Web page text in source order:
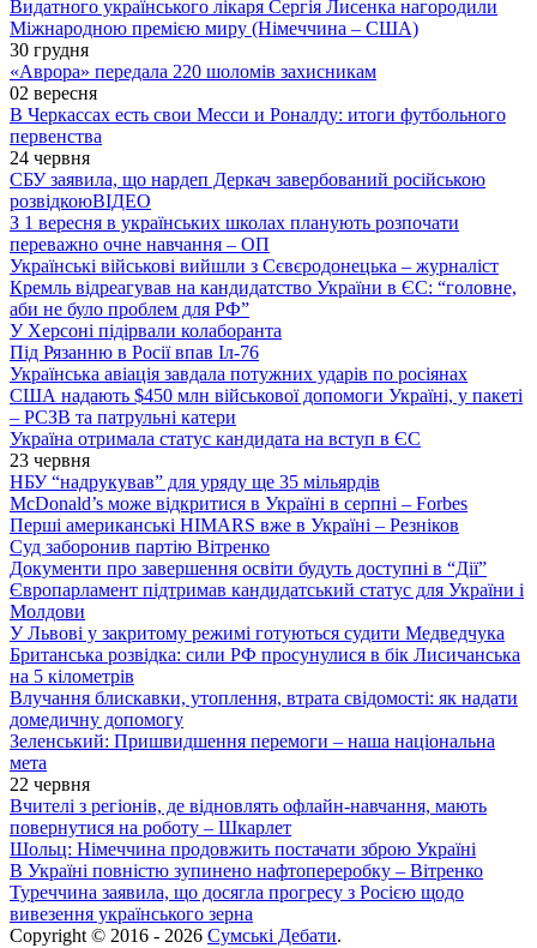
Видатного українського лікаря Сергія Лисенка нагородили
Міжнародною премією миру (Німеччина – США)
30 грудня
«Аврора» передала 220 шоломів захисникам
02 вересня
В Черкассах есть свои Месси и Роналду: итоги футбольного
первенства
24 червня
СБУ заявила, що нардеп Деркач завербований російською
розвідкоюВІДЕО
З 1 вересня в українських школах планують розпочати
переважно очне навчання – ОП
Українські військові вийшли з Сєвєродонецька – журналіст
Кремль відреагував на кандидатство України в ЄС: “головне,
аби не було проблем для РФ”
У Херсоні підірвали колаборанта
Під Рязанню в Росії впав Іл-76
Українська авіація завдала потужних ударів по росіянах
США надають $450 млн військової допомоги Україні, у пакеті
– РСЗВ та патрульні катери
Україна отримала статус кандидата на вступ в ЄС
23 червня
НБУ “надрукував” для уряду ще 35 мільярдів
McDonald’s може відкритися в Україні в серпні – Forbes
Перші американські HIMARS вже в Україні – Резніков
Суд заборонив партію Вітренко
Документи про завершення освіти будуть доступні в “Дії”
Європарламент підтримав кандидатський статус для України і
Молдови
У Львові у закритому режимі готуються судити Медведчука
Британська розвідка: сили РФ просунулися в бік Лисичанська
на 5 кілометрів
Влучання блискавки, утоплення, втрата свідомості: як надати
домедичну допомогу
Зеленський: Пришвидшення перемоги – наша національна
мета
22 червня
Вчителі з регіонів, де відновлять офлайн-навчання, мають
повернутися на роботу – Шкарлет
Шольц: Німеччина продовжить постачати зброю Україні
В Україні повністю зупинено нафтопереробку – Вітренко
Туреччина заявила, що досягла прогресу з Росією щодо
вивезення українського зерна
Copyright © 2016 - 2026 Сумські Дебати.